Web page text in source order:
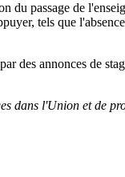
passage de
tels que
des annonces de
dans l'Union et de